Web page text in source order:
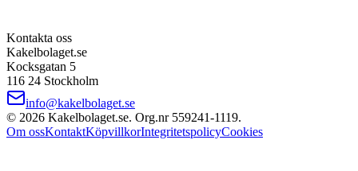
Kontakta oss
Kakelbolaget.se
Kocksgatan 5
116 24 Stockholm
info@kakelbolaget.se
© 2026 Kakelbolaget.se. Org.nr 559241‑1119.
Om ossKontaktKöpvillkorIntegritetspolicyCookies